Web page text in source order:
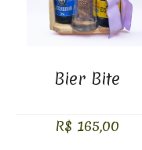
Bier Bite
R$ 165,00